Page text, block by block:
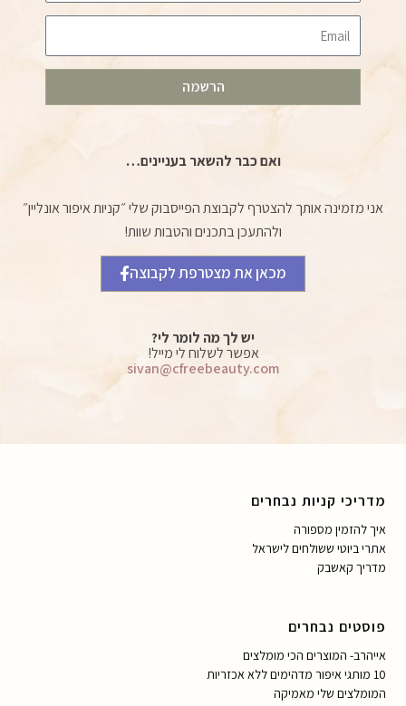
הרשמה
ואם כבר להשאר בעניינים…
אני מזמינה אותך להצטרף לקבוצת הפייסבוק שלי ״קניות איפור אונליין״
ולהתעכן בתכנים והטבות שוות!
מכאן את מצטרפת לקבוצה
יש לך מה לומר לי?
אפשר לשלוח לי מייל!
sivan@cfreebeauty.com
מדריכי קניות נבחרים
איך להזמין מספורה
אתרי ביוטי ששולחים לישראל
מדריך קאשבק
פוסטים נבחרים
אייהרב- המוצרים הכי מומלצים
10 מותגי איפור מדהימים ללא אכזריות
המומלצים שלי מאמיקה